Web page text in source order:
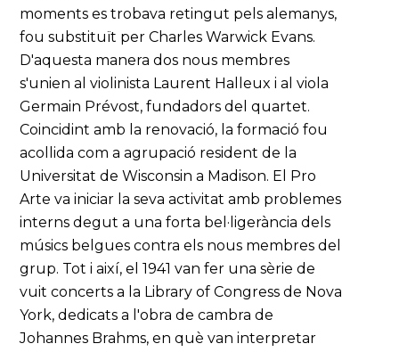
moments es trobava retingut pels alemanys,
fou substituït per Charles Warwick Evans.
D'aquesta manera dos nous membres
s'unien al violinista Laurent Halleux i al viola
Germain Prévost, fundadors del quartet.
Coincidint amb la renovació, la formació fou
acollida com a agrupació resident de la
Universitat de Wisconsin a Madison. El Pro
Arte va iniciar la seva activitat amb problemes
interns degut a una forta bel·ligerància dels
músics belgues contra els nous membres del
grup. Tot i així, el 1941 van fer una sèrie de
vuit concerts a la Library of Congress de Nova
York, dedicats a l'obra de cambra de
Johannes Brahms, en què van interpretar